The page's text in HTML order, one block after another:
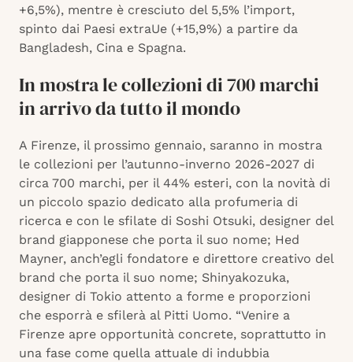
+6,5%), mentre è cresciuto del 5,5% l’import,
spinto dai Paesi extraUe (+15,9%) a partire da
Bangladesh, Cina e Spagna.
In mostra le collezioni di 700 marchi
in arrivo da tutto il mondo
A Firenze, il prossimo gennaio, saranno in mostra
le collezioni per l’autunno-inverno 2026-2027 di
circa 700 marchi, per il 44% esteri, con la novità di
un piccolo spazio dedicato alla profumeria di
ricerca e con le sfilate di Soshi Otsuki, designer del
brand giapponese che porta il suo nome; Hed
Mayner, anch’egli fondatore e direttore creativo del
brand che porta il suo nome; Shinyakozuka,
designer di Tokio attento a forme e proporzioni
che esporrà e sfilerà al Pitti Uomo. “Venire a
Firenze apre opportunità concrete, soprattutto in
una fase come quella attuale di indubbia